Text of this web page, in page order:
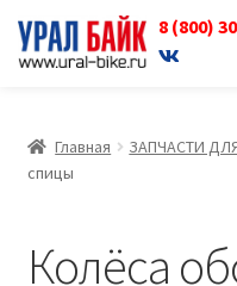
8 (800)
Перейти
к
Перейти
к
Главная ЗАПЧАСТИ
спицы
Колёса